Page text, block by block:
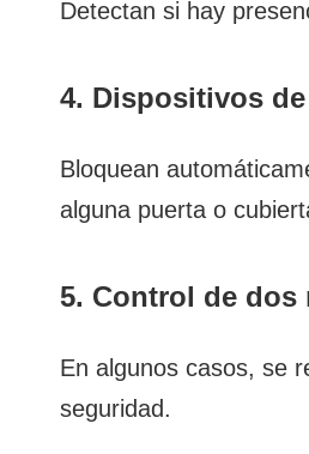
Detectan si hay
4. Dispositivos
Bloquean
alguna puerta o
5. Control de dos
En algunos casos, se
seguridad.